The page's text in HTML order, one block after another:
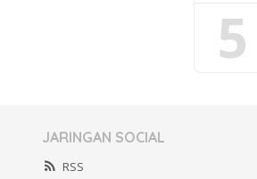
5
JARINGAN SOCIAL
RSS